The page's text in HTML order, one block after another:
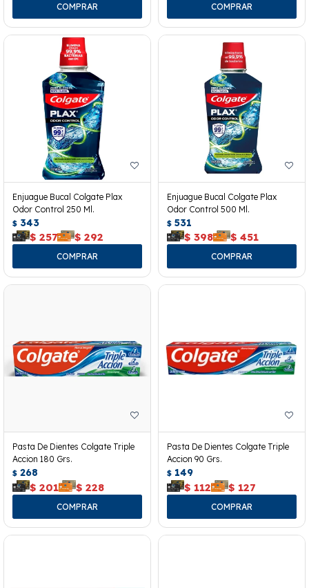
Enjuague Bucal Colgate Plax
Odor Control 250 Ml.
$ 343
$ 257 $ 292
Enjuague Bucal Colgate Plax
Odor Control 500 Ml.
$ 531
$ 398 $ 451
Pasta De Dientes Colgate Triple
Accion 180 Grs.
$ 268
$ 201 $ 228
Pasta De Dientes Colgate Triple
Accion 90 Grs.
$ 149
$ 112 $ 127